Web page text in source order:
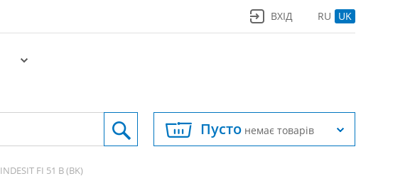
RU UK
ВХІД
Пусто немає товарів
INDESIT FI 51 B (BK)